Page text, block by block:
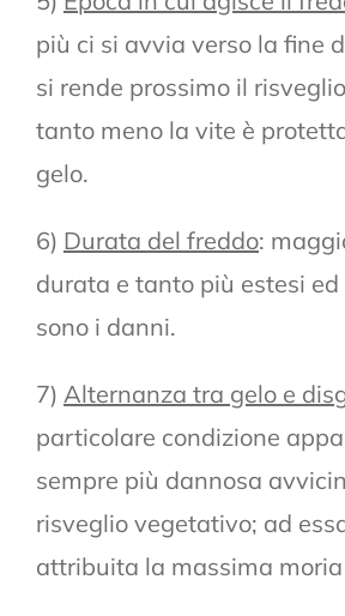
più ci si avvia verso la fine
si rende prossimo il
tanto meno la vite è
gelo.
6) Durata del freddo:
durata e tanto più estesi
sono i danni.
7) Alternanza tra gelo e
particolare condizione
sempre più dannosa
risveglio vegetativo; ad
attribuita la massima